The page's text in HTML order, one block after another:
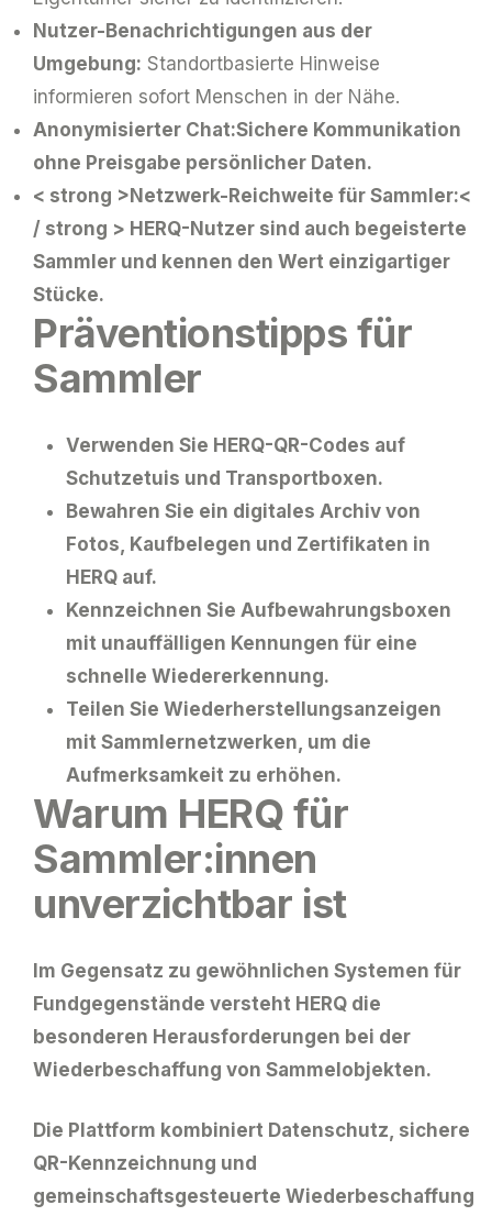
Nutzer-Benachrichtigungen aus der
Umgebung: Standortbasierte Hinweise
informieren sofort Menschen in der Nähe.
Anonymisierter Chat:Sichere Kommunikation
ohne Preisgabe persönlicher Daten.
< strong >Netzwerk-Reichweite für Sammler:<
/ strong > HERQ-Nutzer sind auch begeisterte
Sammler und kennen den Wert einzigartiger
Stücke.
Präventionstipps für
Sammler
Verwenden Sie HERQ-QR-Codes auf
Schutzetuis und Transportboxen.
Bewahren Sie ein digitales Archiv von
Fotos, Kaufbelegen und Zertifikaten in
HERQ auf.
Kennzeichnen Sie Aufbewahrungsboxen
mit unauffälligen Kennungen für eine
schnelle Wiedererkennung.
Teilen Sie Wiederherstellungsanzeigen
mit Sammlernetzwerken, um die
Aufmerksamkeit zu erhöhen.
Warum HERQ für
Sammler:innen
unverzichtbar ist
Im Gegensatz zu gewöhnlichen Systemen für
Fundgegenstände versteht HERQ die
besonderen Herausforderungen bei der
Wiederbeschaffung von Sammelobjekten.
Die Plattform kombiniert Datenschutz, sichere
QR-Kennzeichnung und
gemeinschaftsgesteuerte Wiederbeschaffung